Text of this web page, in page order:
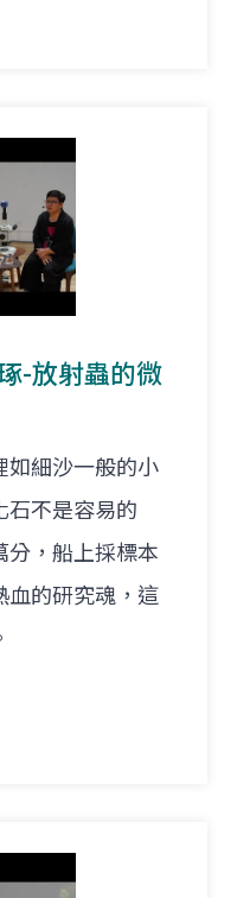
-放射蟲的微
如細沙一般的小
石不是容易的
分，船上採標本
血的研究魂，這